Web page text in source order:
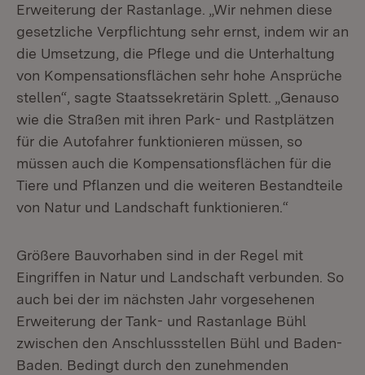
Erweiterung der Rastanlage. „Wir nehmen diese
gesetzliche Verpflichtung sehr ernst, indem wir an
die Umsetzung, die Pflege und die Unterhaltung
von Kompensationsflächen sehr hohe Ansprüche
stellen“, sagte Staatssekretärin Splett. „Genauso
wie die Straßen mit ihren Park- und Rastplätzen
für die Autofahrer funktionieren müssen, so
müssen auch die Kompensationsflächen für die
Tiere und Pflanzen und die weiteren Bestandteile
von Natur und Landschaft funktionieren.“
Größere Bauvorhaben sind in der Regel mit
Eingriffen in Natur und Landschaft verbunden. So
auch bei der im nächsten Jahr vorgesehenen
Erweiterung der Tank- und Rastanlage Bühl
zwischen den Anschlussstellen Bühl und Baden-
Baden. Bedingt durch den zunehmenden